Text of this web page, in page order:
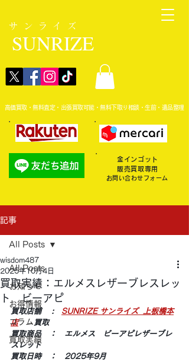
サンライズ
SUNRIZE
高価買取・無料査定・出張買取可能・無料下取り相談・生前・遺品整理
金インゴット
販売買取専用
お問い合わせフォーム
記事
All Posts
お知らせ
お得情報
コラム
買取実績
All Posts
買取実績：エルメスレザーブレスレッ
ト ビーアピ
wisdom487
2025年10月4日
買取店舗 　: SUNRIZE サンライズ  上板橋本
店 買取
買取商品　：　エルメス　ビーアピレザーブレ
スレット
買取日時　：　2025年9月